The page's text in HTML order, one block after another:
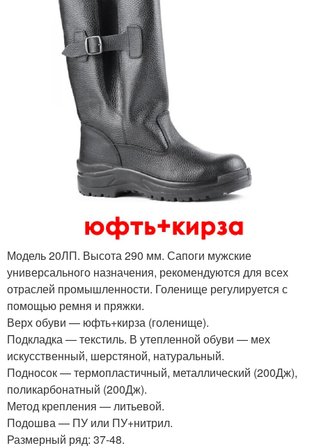
Модель 20ЛП. Высота 290 мм. Сапоги мужские
универсального назначения, рекомендуются для всех
отраслей промышленности. Голенище регулируется с
помощью ремня и пряжки.
Верх обуви — юфть+кирза (голенище).
Подкладка — текстиль. В утепленной обуви — мех
искусственный, шерстяной, натуральный.
Подносок — термопластичный, металлический (200Дж),
поликарбонатный (200Дж).
Метод крепления — литьевой.
Подошва — ПУ или ПУ+нитрил.
Размерный ряд: 37-48.